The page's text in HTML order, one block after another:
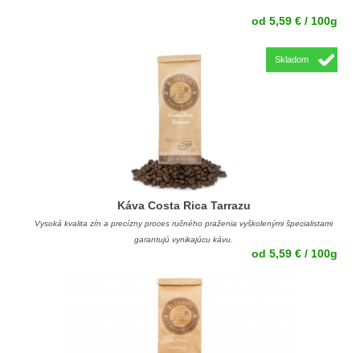
od 5,59 € / 100g
Skladom
Káva Costa Rica Tarrazu
Vysoká kvalita zŕn a precízny proces ručného praženia vyškolenými špecialistami
garantujú vynikajúcu kávu.
od 5,59 € / 100g